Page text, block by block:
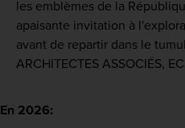
les emblèmes de la
apaisante invitation à
avant de repartir dans le
ARCHITECTES ASSOCIÉS,
En 2026: